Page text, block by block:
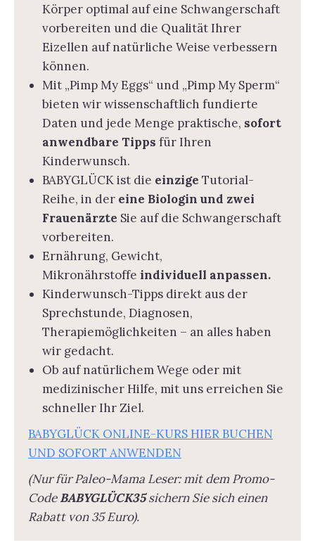
Körper optimal auf eine Schwangerschaft
vorbereiten und die Qualität Ihrer
Eizellen auf natürliche Weise verbessern
können.
Mit „Pimp My Eggs“ und „Pimp My Sperm“
bieten wir wissenschaftlich fundierte
Daten und jede Menge praktische, sofort
anwendbare Tipps für Ihren
Kinderwunsch.
BABYGLÜCK ist die einzige Tutorial-
Reihe, in der eine Biologin und zwei
Frauenärzte Sie auf die Schwangerschaft
vorbereiten.
Ernährung, Gewicht,
Mikronährstoffe individuell anpassen.
Kinderwunsch-Tipps direkt aus der
Sprechstunde, Diagnosen,
Therapiemöglichkeiten – an alles haben
wir gedacht.
Ob auf natürlichem Wege oder mit
medizinischer Hilfe, mit uns erreichen Sie
schneller Ihr Ziel.
BABYGLÜCK ONLINE-KURS HIER BUCHEN
UND SOFORT ANWENDEN
(Nur für Paleo-Mama Leser: mit dem Promo-
CodeBABYGLÜCK35sichern Sie sich einen
Rabatt von 35 Euro).